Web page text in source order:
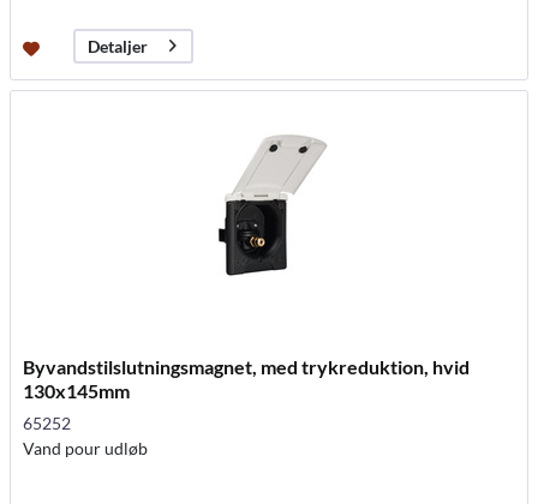
Detaljer
Byvandstilslutningsmagnet, med trykreduktion, hvid
130x145mm
65252
Vand pour udløb